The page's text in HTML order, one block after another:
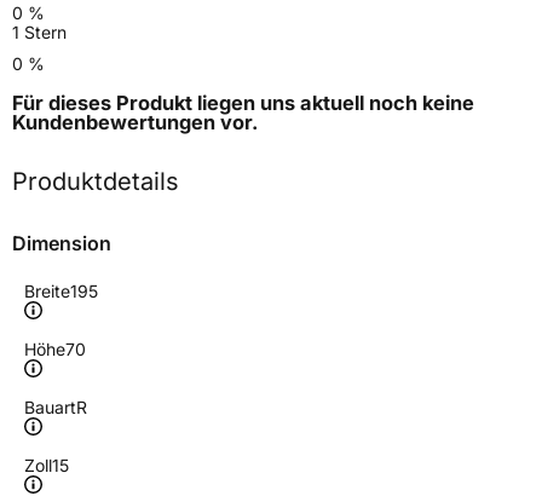
0 %
1 Stern
0 %
Für dieses Produkt liegen uns aktuell noch keine
Kundenbewertungen vor.
Produktdetails
Dimension
Breite195
Höhe70
BauartR
Zoll15